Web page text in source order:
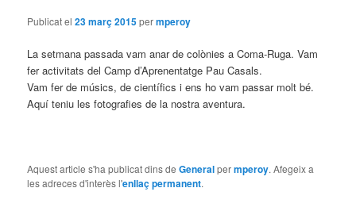
Publicat el23 març 2015permperoy
La setmana passada vam anar de colònies a Coma-Ruga. Vam
fer activitats del Camp d’Aprenentatge Pau Casals.
Vam fer de músics, de científics i ens ho vam passar molt bé.
Aquí teniu les fotografies de la nostra aventura.
Aquest article s'ha publicat dins deGeneralpermperoy. Afegeix a
les adreces d'interès l'enllaç permanent.